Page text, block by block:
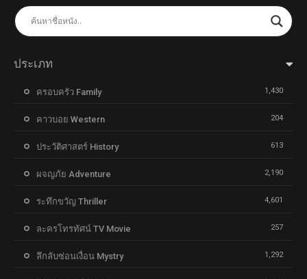
ประเภท
ครอบครัว Family 1,430
คาวบอย Western 204
ประวัติศาสตร์ History 613
ผจญภัย Adventure 2,190
ระทึกขวัญ Thriller 4,601
ละครโทรทัศน์ TV Movie 257
ลึกลับซ่อนเงื่อน Mystry 1,292